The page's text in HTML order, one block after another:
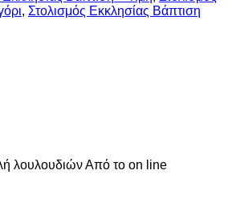
, Στολισμός Εκκλησίας Βάπτιση
λουλουδιών Από το on line